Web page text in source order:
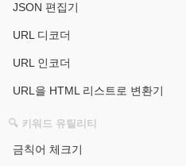
JSON 편집기
URL 디코더
URL 인코더
URL을 HTML 리스트로 변환기
🔍 키워드 유틸리티
금칙어 체크기